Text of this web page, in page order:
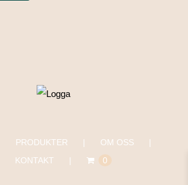
PRODUKTER
OM OSS
KONTAKT
0